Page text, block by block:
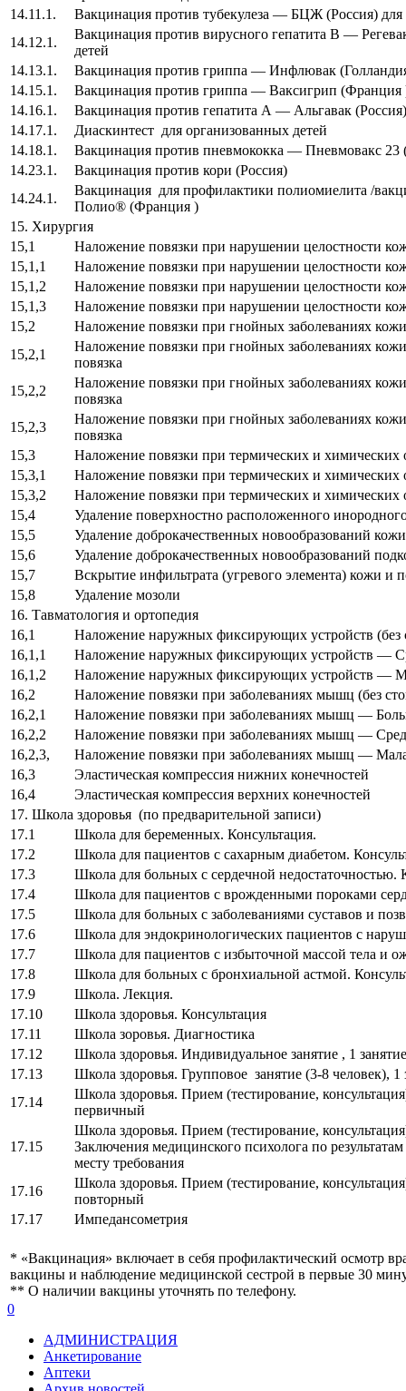
14.11.1.
Вакцинация против тубекулеза — БЦЖ (Россия) для
14.12.1.
Вакцинация против вирусного гепатита B —
детей
14.13.1.
Вакцинация против гриппа — Инфлювак
14.15.1.
Вакцинация против гриппа — Ваксигрип (Франция
14.16.1.
Вакцинация против гепатита А — Альгавак
14.17.1.
Диаскинтест для организованных детей
14.18.1.
Вакцинация против пневмококка — Пневмовакс
14.23.1.
Вакцинация против кори (Россия)
14.24.1.
Вакцинация для профилактики полиомиелита /
Полио® (Франция )
15. Хирургия
15,1
Наложение повязки при нарушении целостности
15,1,1
Наложение повязки при нарушении целостности
15,1,2
Наложение повязки при нарушении целостности
15,1,3
Наложение повязки при нарушении целостности
15,2
Наложение повязки при гнойных заболеваниях
15,2,1
Наложение повязки при гнойных заболеваниях
повязка
15,2,2
Наложение повязки при гнойных заболеваниях
повязка
15,2,3
Наложение повязки при гнойных заболеваниях
повязка
15,3
Наложение повязки при термических и химических
15,3,1
Наложение повязки при термических и
15,3,2
Наложение повязки при термических и
15,4
Удаление поверхностно расположенного
15,5
Удаление доброкачественных новообразований кожи
15,6
Удаление доброкачественных новообразований
15,7
Вскрытие инфильтрата (угревого элемента) кожи и
15,8
Удаление мозоли
16. Тавматология и ортопедия
16,1
Наложение наружных фиксирующих устройств
16,1,1
Наложение наружных фиксирующих устройств —
16,1,2
Наложение наружных фиксирующих устройств —
16,2
Наложение повязки при заболеваниях мышц (без
16,2,1
Наложение повязки при заболеваниях мышц —
16,2,2
Наложение повязки при заболеваниях мышц —
16,2,3,
Наложение повязки при заболеваниях мышц —
16,3
Эластическая компрессия нижних конечностей
16,4
Эластическая компрессия верхних конечностей
17. Школа здоровья (по предварительной записи)
17.1
Школа для беременных. Консультация.
17.2
Школа для пациентов с сахарным диабетом.
17.3
Школа для больных с сердечной недостаточностью.
17.4
Школа для пациентов с врожденными пороками
17.5
Школа для больных с заболеваниями суставов и
17.6
Школа для эндокринологических пациентов с
17.7
Школа для пациентов с избыточной массой тела и
17.8
Школа для больных с бронхиальной астмой.
17.9
Школа. Лекция.
17.10
Школа здоровья. Консультация
17.11
Школа зоровья. Диагностика
17.12
Школа здоровья. Индивидуальное занятие , 1 занятие
17.13
Школа здоровья. Групповое занятие (3-8 человек), 1
17.14
Школа здоровья. Прием (тестирование,
первичный
17.15
Школа здоровья. Прием (тестирование,
Заключения медицинского психолога по
месту требования
17.16
Школа здоровья. Прием (тестирование,
повторный
17.17
Импедансометрия
* «Вакцинация» включает в себя профилактический осмотр
вакцины и наблюдение медицинской сестрой в первые 30
** О наличии вакцины уточнять по телефону.
0
АДМИНИСТРАЦИЯ
Анкетирование
Аптеки